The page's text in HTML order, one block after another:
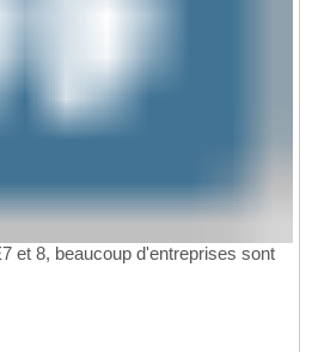
et 8, beaucoup d'entreprises sont